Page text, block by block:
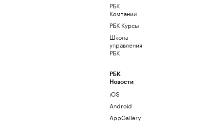
РБК
Компании
РБК Курсы
Школа
управления
РБК
РБК
Новости
iOS
Android
AppGallery